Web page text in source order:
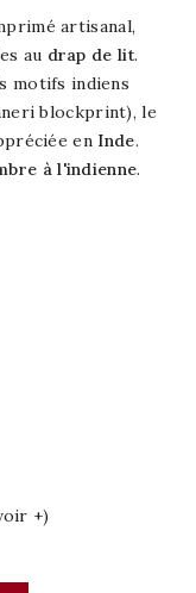
artisanal,
au drap de lit.
motifs indiens
blockprint), le
en Inde.
à l'indienne.
+)